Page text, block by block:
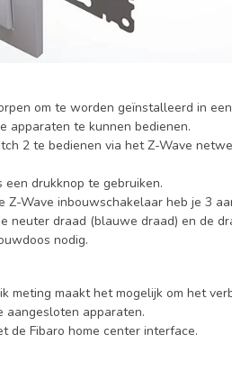
om te worden geïnstalleerd in
apparaten te kunnen bedienen.
2 te bedienen via het Z-Wave
drukknop te gebruiken.
Z-Wave inbouwschakelaar heb je 3
neuter draad (blauwe draad) en de
nodig.
meting maakt het mogelijk om het
aangesloten apparaten.
de Fibaro home center interface.